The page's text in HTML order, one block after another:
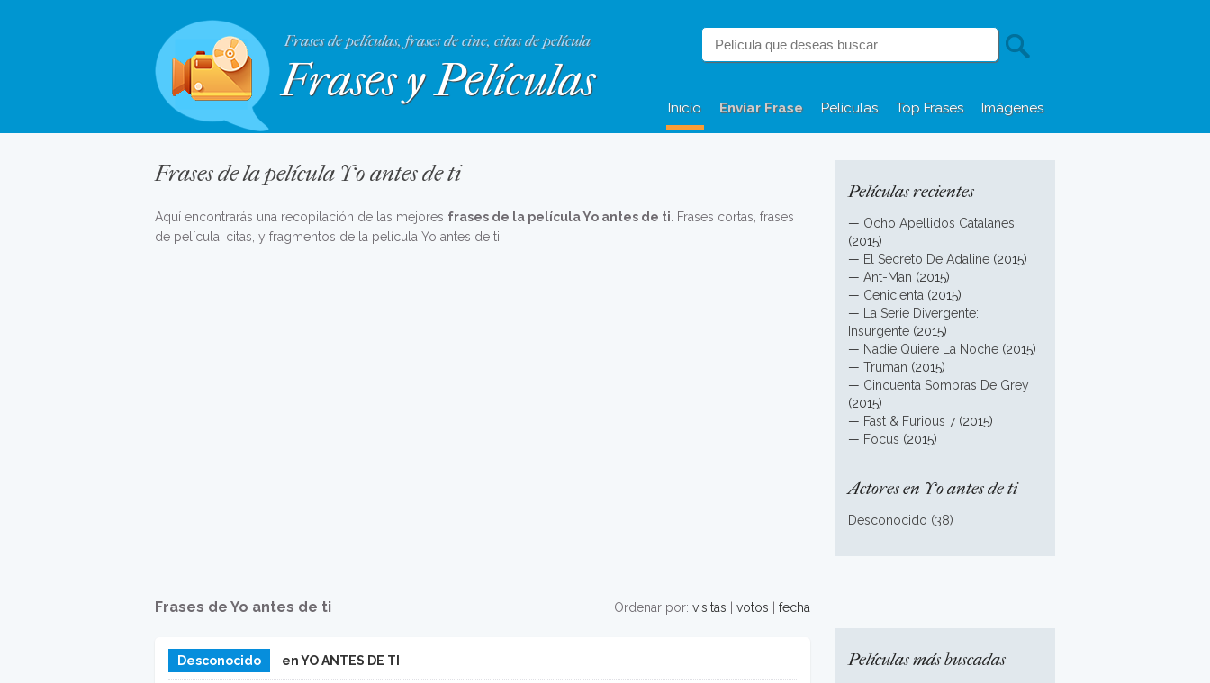
Frases de películas, frases de cine, citas de película
Frases y Películas
Inicio Enviar Frase Películas Top Frases Imágenes
Frases de la película Yo antes de ti
Aquí encontrarás una recopilación de las mejores frases de la película Yo antes de ti . Frases cortas, frases
de película, citas, y fragmentos de la película Yo antes de ti.
Ordenar por: visitas votos fecha
Frases de Yo antes de ti
Desconocido en YO ANTES DE TI
Películas recientes
— Ocho Apellidos Catalanes
(2015)
— El Secreto De Adaline (2015)
— Ant-Man (2015)
— Cenicienta (2015)
—
La Serie Divergente:
Insurgente (2015)
— Nadie Quiere La Noche (2015)
— Truman (2015)
— Cincuenta Sombras De Grey
(2015)
— Fast & Furious 7 (2015)
— Focus (2015)
Actores en Yo antes de ti
Desconocido (38)
Películas más buscadas